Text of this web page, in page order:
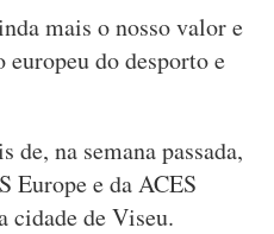
mais o nosso valor e
do desporto e
na semana passada,
Europe e da ACES
cidade de Viseu.